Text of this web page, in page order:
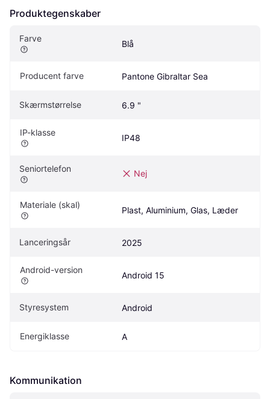
Produktegenskaber
Farve
Blå
Producent farve Pantone Gibraltar Sea
Skærmstørrelse 6.9 "
IP-klasse
IP48
Seniortelefon Nej
Materiale (skal)
Plast, Aluminium, Glas, Læder
Lanceringsår 2025
Android-version
Android 15
Styresystem Android
Energiklasse A
Kommunikation